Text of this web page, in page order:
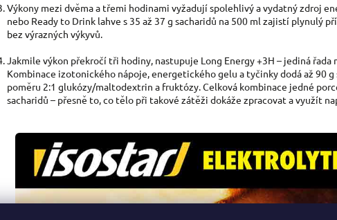
Výkony mezi dvěma a třemi hodinami vyžadují spolehlivý a vydatný zdroj
nebo Ready to Drink lahve s 35 až 37 g sacharidů na 500 ml zajistí plynulý
bez výrazných výkyvů.
Jakmile výkon překročí tři hodiny, nastupuje Long Energy +3H – jediná
Kombinace izotonického nápoje, energetického gelu a tyčinky dodá až 90
poměru 2:1 glukózy/maltodextrin a fruktózy. Celková kombinace jedné
sacharidů – přesně to, co tělo při takové zátěži dokáže zpracovat a využít